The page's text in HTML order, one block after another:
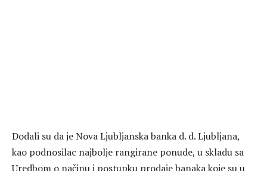
Dodali su da je Nova Ljubljanska banka d. d. Ljubljana,
kao podnosilac najbolje rangirane ponude, u skladu sa
Uredbom o načinu i postupku prodaje banaka koje su u